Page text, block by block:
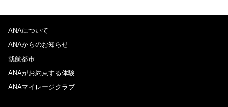
ANAについて
ANAからのお知らせ
就航都市
ANAがお約束する体験
ANAマイレージクラブ